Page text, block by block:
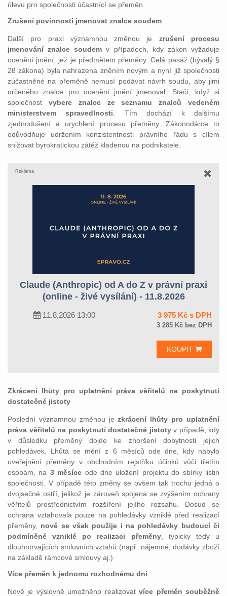
úlevu pro společnosti účastnící se přeměn.
Zrušení povinnosti jmenovat znalce soudem
Další pro praxi významnou změnou je zrušení procesu
jmenování znalce soudem v případech, kdy zákon vyžaduje
ocenění jmění, jež je předmětem přeměny. Celá pasáž (bývalý §
28 zákona) byla nahrazena zněním novým a nyní již společnosti
zúčastněné na přeměně nemusí podávat návrh soudu, aby jimi
určeného znalce pro ocenění jmění jmenoval. Stačí, když si
společnost vybere znalce ze seznamu znalců vedeném
ministerstvem spravedlnosti . Tím dochází k dalšímu
zjednodušení a urychlení procesu přeměny. Zákonodárce to
odůvodňuje udržením konzistentnosti právního řádu s cílem
snižovat byrokratickou zátěž kladenou na podnikatele.
Reklama
Claude (Anthropic) od A do Z v právní praxi
(online - živé vysílání) - 11.8.2026
11.8.2026 13:00 3 975 Kč s DPH
3 285 Kč bez DPH
KOUPIT
Zkrácení lhůty pro uplatnění práva věřitelů na poskytnutí
dostatečné jistoty
Poslední významnou změnou jezkrácení lhůty pro uplatnění
práva věřitelů na poskytnutí dostatečné jistotyv případě, kdy
v důsledku přeměny dojde ke zhoršení dobytnosti jejich
pohledávek. Lhůta se mění z 6 měsíců ode dne, kdy nabylo
uveřejnění přeměny v obchodním rejstříku účinků vůči třetím
osobám, na 3 měsíce ode dne uložení projektu do sbírky listin
společnosti. V případě této změny se ovšem tak trochu jedná o
dvojsečné ostří, jelikož je zároveň spojena se zvýšením ochrany
věřitelů prostřednictvím rozšíření jejího rozsahu. Dosud se
ochrana vztahovala pouze na pohledávky vzniklé před realizací
přeměny, nově se však použije i na pohledávky budoucí či
podmíněné vzniklé po realizaci přeměny, typicky tedy u
dlouhotrvajících smluvních vztahů (např. nájemné, dodávky zboží
na základě rámcové smlouvy aj.)
Více přeměn k jednomu rozhodnému dni
Nově je výslovně umožněno realizovatvíce přeměn souběžně